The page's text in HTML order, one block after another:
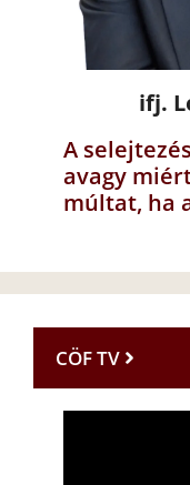
ifj.
A
avagy
múltat, ha
CÖF TV